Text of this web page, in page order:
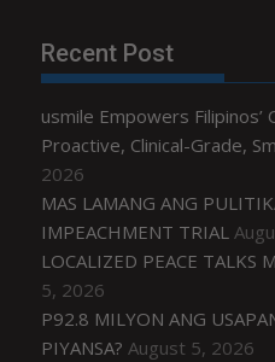
Recent Post
usmile Empowers Filipinos’
Proactive, Clinical-Grade,
2026
MAS LAMANG ANG
IMPEACHMENT TRIAL
LOCALIZED PEACE TALKS
5, 2026
P92.8 MILYON ANG
PIYANSA? August 5, 2026